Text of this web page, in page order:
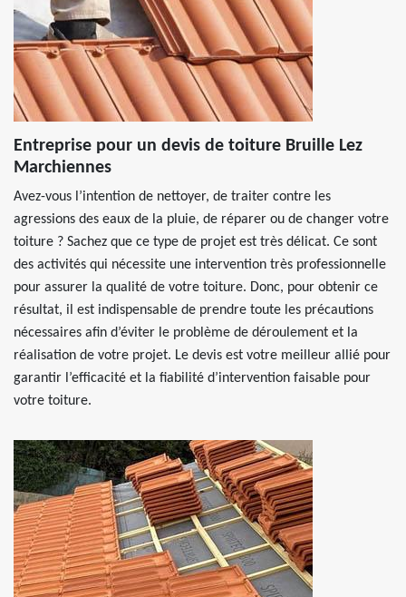
Entreprise pour un devis de toiture Bruille Lez
Marchiennes
Avez-vous l’intention de nettoyer, de traiter contre les
agressions des eaux de la pluie, de réparer ou de changer votre
toiture ? Sachez que ce type de projet est très délicat. Ce sont
des activités qui nécessite une intervention très professionnelle
pour assurer la qualité de votre toiture. Donc, pour obtenir ce
résultat, il est indispensable de prendre toute les précautions
nécessaires afin d’éviter le problème de déroulement et la
réalisation de votre projet. Le devis est votre meilleur allié pour
garantir l’efficacité et la fiabilité d’intervention faisable pour
votre toiture.